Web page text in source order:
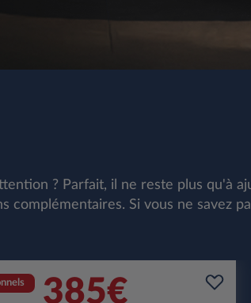
? Parfait, il ne reste plus qu'à
Si vous ne savez
385€